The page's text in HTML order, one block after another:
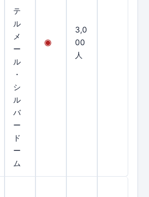
テ
ル
メ
ー
ル
・
シ
ル
バ
ー
ド
ー
ム
3,0
00
人